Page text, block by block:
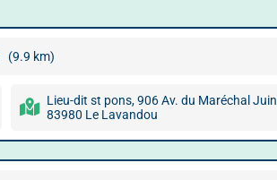
(9.9 km)
Lieu-dit st pons, 906 Av. du Maréchal Juin
83980 Le Lavandou